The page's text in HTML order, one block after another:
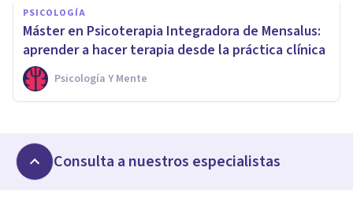
PSICOLOGÍA
Máster en Psicoterapia Integradora de Mensalus:
aprender a hacer terapia desde la práctica clínica
Psicología Y Mente
Consulta a nuestros especialistas